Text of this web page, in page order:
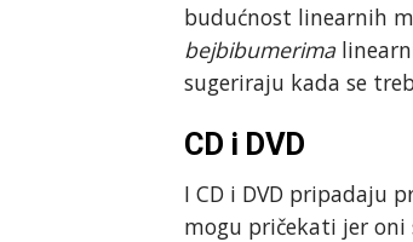
budućnost linearnih
bejbibumerima
sugeriraju kada se
CD i DVD
I CD i DVD pripadaju
mogu pričekati jer oni